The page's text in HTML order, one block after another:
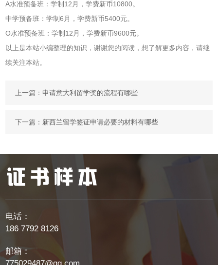
A水准预备班：学制12月，学费新币10800。
中学预备班：学制6月，学费新币5400元。
O水准预备班：学制12月，学费新币9600元。
以上是本站小编整理的知识，谢谢您的阅读，想了解更多内容，请继
续关注本站。
上一篇： 申请意大利留学奖的流程有哪些
下一篇： 新西兰留学签证申请必要的材料有哪些
电话：
186 7792 8126
邮箱：